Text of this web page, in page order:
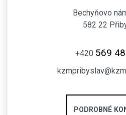
Bechyňovo
582 22
+420 569
PODROBNÉ